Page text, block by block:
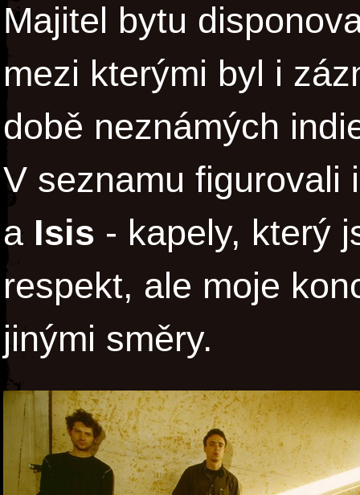
Majitel bytu
mezi kterými byl i
době neznámých
V seznamu figurovali
a Isis - kapely, který
respekt, ale moje
jinými směry.